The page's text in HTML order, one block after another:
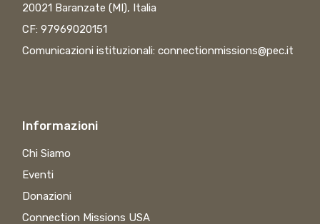
20021 Baranzate (MI), Italia
CF: 97969020151
Comunicazioni istituzionali:connectionmissions@pec.it
Informazioni
Chi Siamo
Eventi
Donazioni
Connection Missions USA